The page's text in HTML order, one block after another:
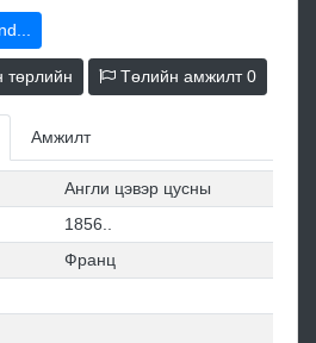
төрлийн Төлийн амжилт0
Амжилт
Англи цэвэр цусны
1856..
Франц